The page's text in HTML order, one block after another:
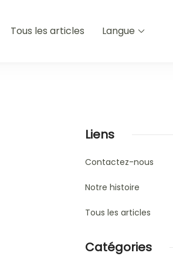
Tous les articles Langue
Liens
Contactez-nous
Notre histoire
Tous les articles
Catégories